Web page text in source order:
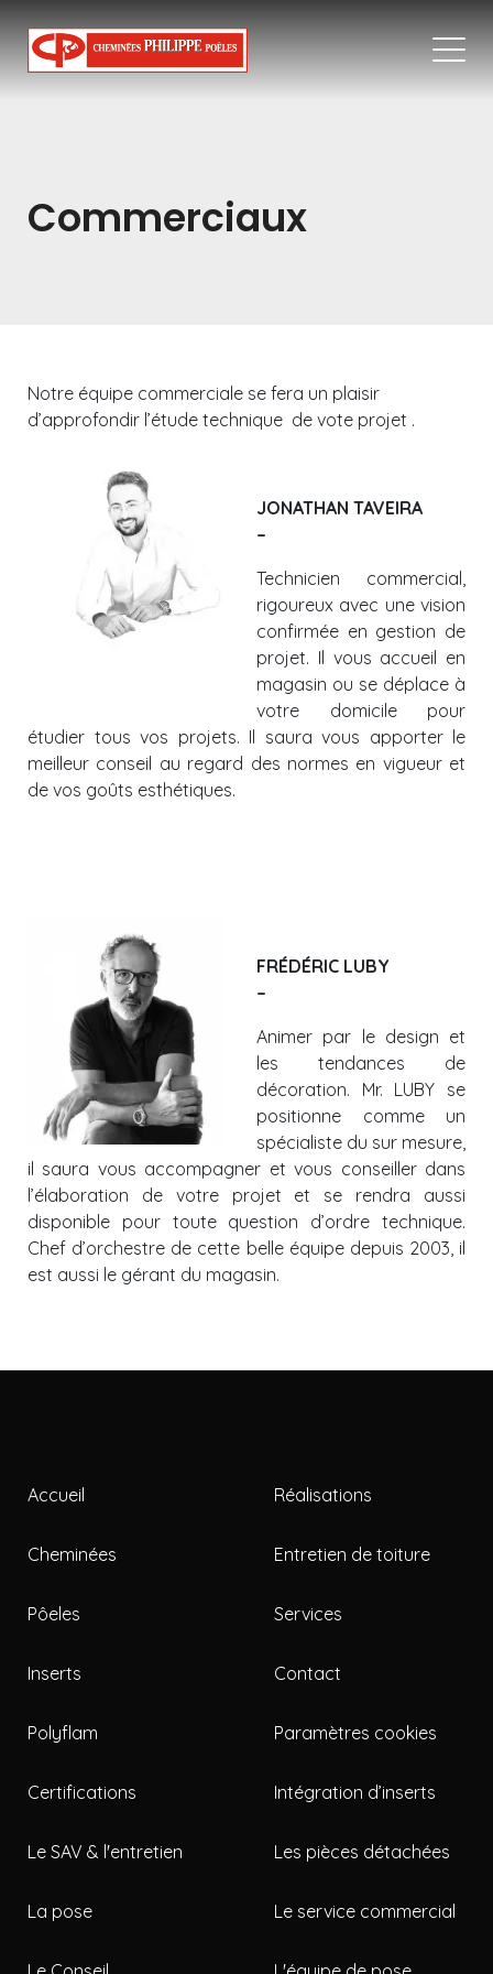
Commerciaux
Notre équipe commerciale se fera un plaisir
d’approfondir l’étude technique de vote projet .
JONATHAN TAVEIRA
–
Technicien commercial,
rigoureux avec une vision
confirmée en gestion de
projet. Il vous accueil en
magasin ou se déplace à
votre domicile pour
étudier tous vos projets. Il saura vous apporter le
meilleur conseil au regard des normes en vigueur et
de vos goûts esthétiques.
FRÉDÉRIC LUBY
–
Animer par le design et
les tendances de
décoration. Mr. LUBY se
positionne comme un
spécialiste du sur mesure,
il saura vous accompagner et vous conseiller dans
l’élaboration de votre projet et se rendra aussi
disponible pour toute question d’ordre technique.
Chef d’orchestre de cette belle équipe depuis 2003, il
est aussi le gérant du magasin.
Accueil
Cheminées
Pôeles
Inserts
Polyflam
Réalisations
Entretien de toiture
Services
Contact
Paramètres cookies
Certifications
Le SAV & l'entretien
La pose
Intégration d’inserts
Les pièces détachées
Le service commercial